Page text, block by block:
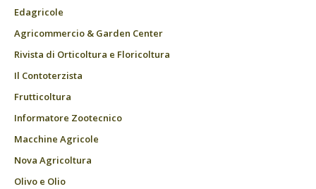
Edagricole
Agricommercio & Garden Center
Rivista di Orticoltura e Floricoltura
Il Contoterzista
Frutticoltura
Informatore Zootecnico
Macchine Agricole
Nova Agricoltura
Olivo e Olio